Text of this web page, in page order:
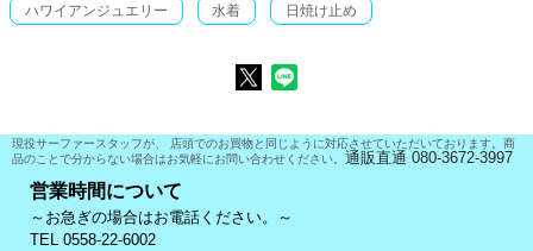
ハワイアンジュエリー 水着 日焼け止め
現役サーファースタッフが、 店頭でのお買物と同じように対応させていただいております。商
品のことで分からない場合はお気軽にお問い合わせください。 通販直通 080-3672-3997
営業時間について
～お急ぎの場合はお電話ください。～
TEL 0558-22-6002